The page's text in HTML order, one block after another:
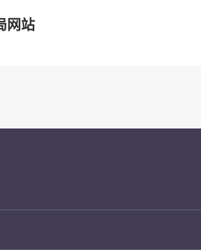
网站